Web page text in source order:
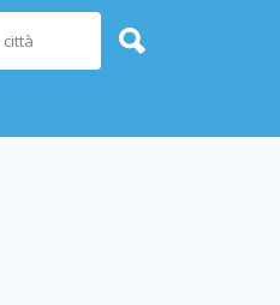
città